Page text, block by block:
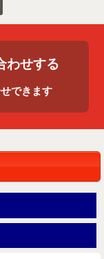
わせする
できます